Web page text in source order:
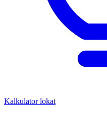
Kalkulator lokat